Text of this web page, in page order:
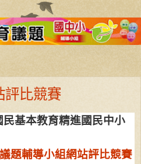
評比競賽
基本教育精進國民中小
題輔導小組網站評比競賽